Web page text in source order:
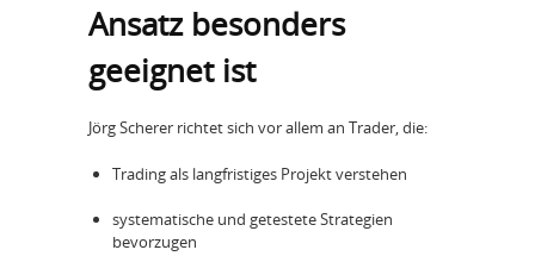
Ansatz besonders
geeignet ist
Jörg Scherer richtet sich vor allem an Trader, die:
Trading als langfristiges Projekt verstehen
systematische und getestete Strategien
bevorzugen